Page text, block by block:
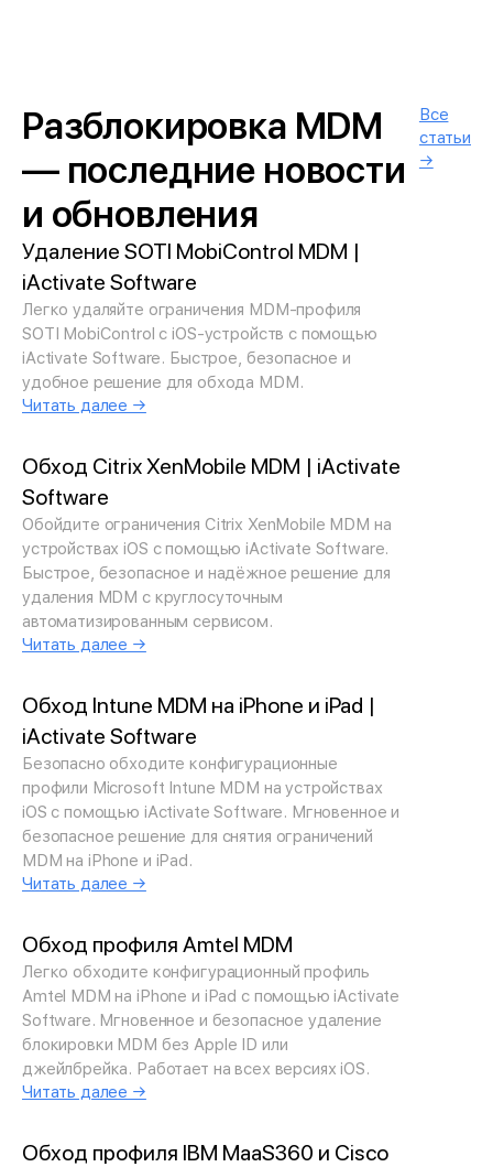
Разблокировка MDM
— последние новости
и обновления
Все
статьи
→
Удаление SOTI MobiControl MDM |
iActivate Software
Легко удаляйте ограничения MDM-профиля
SOTI MobiControl с iOS-устройств с помощью
iActivate Software. Быстрое, безопасное и
удобное решение для обхода MDM.
Читать далее →
Обход Citrix XenMobile MDM | iActivate
Software
Обойдите ограничения Citrix XenMobile MDM на
устройствах iOS с помощью iActivate Software.
Быстрое, безопасное и надёжное решение для
удаления MDM с круглосуточным
автоматизированным сервисом.
Читать далее →
Обход Intune MDM на iPhone и iPad |
iActivate Software
Безопасно обходите конфигурационные
профили Microsoft Intune MDM на устройствах
iOS с помощью iActivate Software. Мгновенное и
безопасное решение для снятия ограничений
MDM на iPhone и iPad.
Читать далее →
Обход профиля Amtel MDM
Легко обходите конфигурационный профиль
Amtel MDM на iPhone и iPad с помощью iActivate
Software. Мгновенное и безопасное удаление
блокировки MDM без Apple ID или
джейлбрейка. Работает на всех версиях iOS.
Читать далее →
Обход профиля IBM MaaS360 и Cisco